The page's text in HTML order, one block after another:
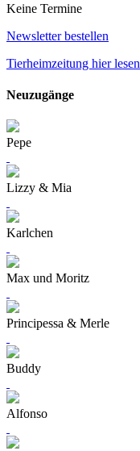
Keine Termine
Newsletter bestellen
Tierheimzeitung hier lesen
Neuzugänge
Pepe
Lizzy & Mia
Karlchen
Max und Moritz
Principessa & Merle
Buddy
Alfonso